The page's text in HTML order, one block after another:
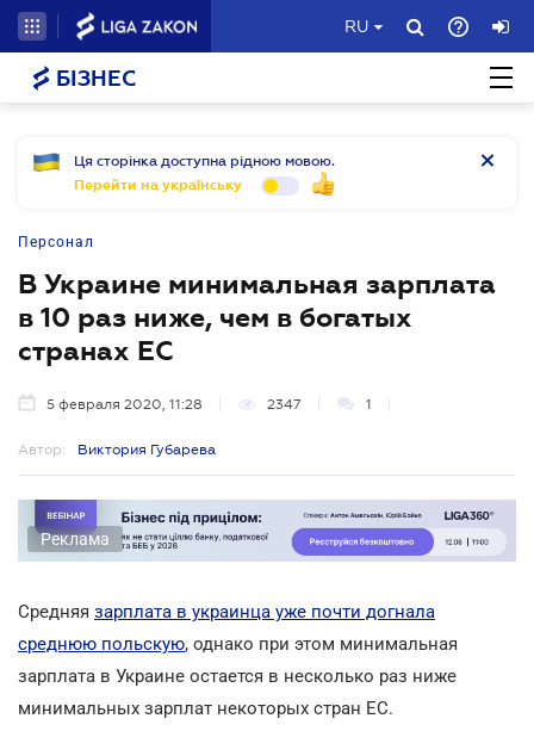
RU
БІЗНЕС
Ця сторінка доступна рідною мовою.
Перейти на українську
Персонал
В Украине минимальная зарплата
в 10 раз ниже, чем в богатых
странах ЕС
5 февраля 2020, 11:28 2347 1
Автор: Виктория Губарева
Реклама
Средняя зарплата в украинца уже почти догнала
среднюю польскую, однако при этом минимальная
зарплата в Украине остается в несколько раз ниже
минимальных зарплат некоторых стран ЕС.